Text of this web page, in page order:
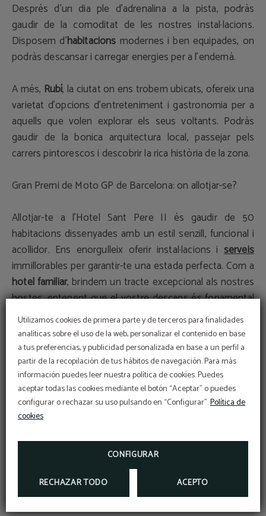
Utilizamos cookies de primera parte y de terceros para finalidades
analíticas sobre el uso de la web, personalizar el contenido en base
a tus preferencias, y publicidad personalizada en base a un perfil a
partir de la recopilación de tus hábitos de navegación. Para más
información puedes leer nuestra política de cookies. Puedes
aceptar todas las cookies mediante el botón “Aceptar” o puedes
configurar o rechazar su uso pulsando en “Configurar”.Política de
cookies
CONFIGURAR
RECHAZAR TODO ACEPTO
Després d'un dia ple d’adrenalina a la pista, podràs
gaudir de la comoditat de les nostres instal·lacions.
Disposem d’habitacions modernes i ben equipades, on
podràs descansar i carregar energies per a l'endemà.
A més, Rubí, la ciutat on ens trobem ubicats, ofereix una
varietat d'opcions d'entreteniment i gastronomia per a
aquells que volen explorar els seus voltants. Podràs
gaudir de la bonica arquitectura local, passejar pels
carrers pintorescos i descobrir la rica història de la zona.
Gran Premi de Moto GP de Barcelona: on allotjar-se?
Allotjar-te a l'Hotel Sant Pere II és gaudir de 50
habitacions dissenyades amb un estil senzill, funcional i
acollidor. Ens enorgulleix oferir instal·lacions i serveis
immillorables per garantir-te una estada perfecta. Com a
hotel familiar, brindem un tracte excepcional als nostres
hostes, entenent que el vostre descans és fonamental
després d'un llarg dia de turisme.
Si ets un apassionat del motociclisme i estàs buscant
un lloc per allotjar-te durant el Gran Premi de Moto GP
de Barcelona, l’Hotel Sant Pere en Rubíés l'elecció ideal.
Amb la seva ubicació perfecta, les instal·lacions
acollidores i el fàcil accés a la competició i a la ciutat de
d'emoció i diversió.Reserva jala teva habitació i no
perdis l'oportunitat de gaudir d'aquest increïble
esdeveniment!